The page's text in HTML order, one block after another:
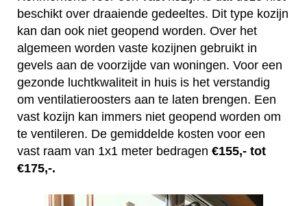
beschikt over draaiende gedeeltes. Dit type kozijn
kan dan ook niet geopend worden. Over het
algemeen worden vaste kozijnen gebruikt in
gevels aan de voorzijde van woningen. Voor een
gezonde luchtkwaliteit in huis is het verstandig
om ventilatieroosters aan te laten brengen. Een
vast kozijn kan immers niet geopend worden om
te ventileren. De gemiddelde kosten voor een
vast raam van 1x1 meter bedragen €155,- tot
€175,-.